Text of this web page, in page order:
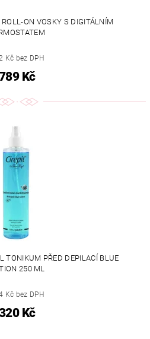
ON VOSKY S DIGITÁLNÍM
Kč bez DPH
Kč
TONIKUM PŘED DEPILACÍ BLUE
250 ML
Kč bez DPH
Kč